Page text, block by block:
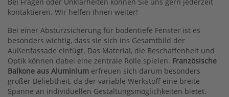
kontaktieren. Wir helfen Ihnen weiter!
Bei einer Absturzsicherung für bodentiefe Fenster ist es
besonders wichtig, dass sie sich ins Gesamtbild der
Außenfassade einfügt. Das Material, die Beschaffenheit und
Optik können dabei eine zentrale Rolle spielen. Französische
Balkone aus Aluminium erfreuen sich darum besonders
großer Beliebtheit, da der variable Werkstoff eine breite
Spanne an individuellen Gestaltungsmöglichkeiten bietet.